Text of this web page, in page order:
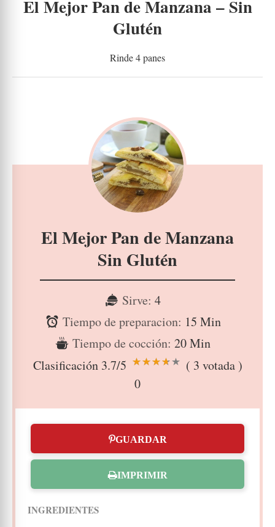
El Mejor Pan de Manzana – Sin
Glutén
Rinde 4 panes
El Mejor Pan de Manzana
Sin Glutén
Sirve: 4
Tiempo de preparacion: 15 Min
Tiempo de cocción: 20 Min
Clasificación 3.7/5 ( 3 votada )
0
GUARDAR
IMPRIMIR
INGREDIENTES